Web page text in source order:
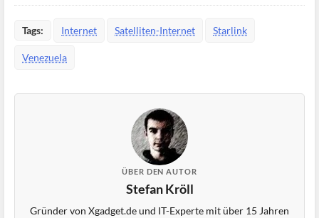
Tags: Internet Satelliten-Internet Starlink
Venezuela
ÜBER DEN AUTOR
Stefan Kröll
Gründer von Xgadget.de und IT-Experte mit über 15 Jahren